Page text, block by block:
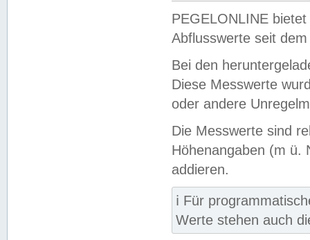
PEGELONLINE
Abflusswerte seit
Bei den
Diese Messwerte
oder andere
Die Messwerte sind
Höhenangaben (m ü.
addieren.
ℹ️ Für
Werte stehen auch